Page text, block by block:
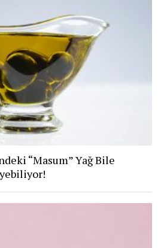
“Masum” Yağ Bile